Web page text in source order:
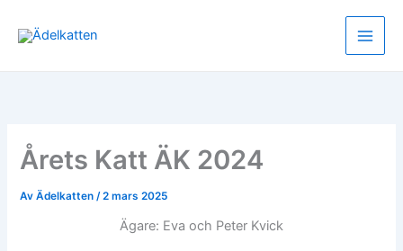
Årets Katt ÄK 2024
AvÄdelkatten/2 mars 2025
Ägare: Eva och Peter Kvick